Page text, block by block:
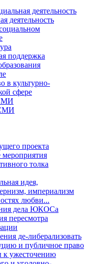
деятельность
деятельность
поддержка
в культурно-
сфере
проекта
толка
идея,
империализм
любви...
дела ЮКОСа
пересмотра
де-либерализовать
и публичное право
ужесточению